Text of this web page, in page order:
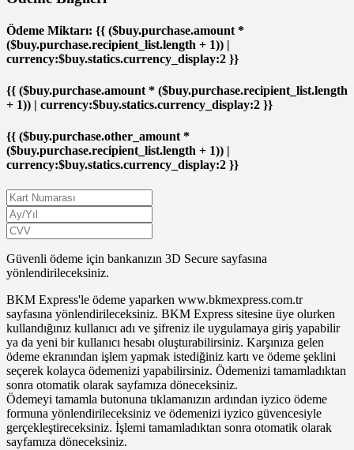
Ödeme Miktarı: {{ ($buy.purchase.amount *
($buy.purchase.recipient_list.length + 1)) |
currency:$buy.statics.currency_display:2 }}
{{ ($buy.purchase.amount * ($buy.purchase.recipient_list.length
+ 1)) | currency:$buy.statics.currency_display:2 }}
{{ ($buy.purchase.other_amount *
($buy.purchase.recipient_list.length + 1)) |
currency:$buy.statics.currency_display:2 }}
Güvenli ödeme için bankanızın 3D Secure sayfasına
yönlendirileceksiniz.
BKM Express'le ödeme yaparken www.bkmexpress.com.tr
sayfasına yönlendirileceksiniz. BKM Express sitesine üye olurken
kullandığınız kullanıcı adı ve şifreniz ile uygulamaya giriş yapabilir
ya da yeni bir kullanıcı hesabı oluşturabilirsiniz. Karşınıza gelen
ödeme ekranından işlem yapmak istediğiniz kartı ve ödeme şeklini
seçerek kolayca ödemenizi yapabilirsiniz. Ödemenizi tamamladıktan
sonra otomatik olarak sayfamıza döneceksiniz.
Ödemeyi tamamla butonuna tıklamanızın ardından iyzico ödeme
formuna yönlendirileceksiniz ve ödemenizi iyzico güvencesiyle
gerçekleştireceksiniz. İşlemi tamamladıktan sonra otomatik olarak
sayfamıza döneceksiniz.